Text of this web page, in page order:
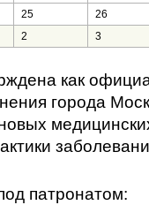
25
26
2 3
как
города
патронатом: